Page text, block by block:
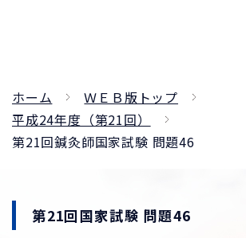
ホーム
ＷＥＢ版トップ
平成24年度（第21回）
第21回鍼灸師国家試験 問題46
第21回国家試験 問題46